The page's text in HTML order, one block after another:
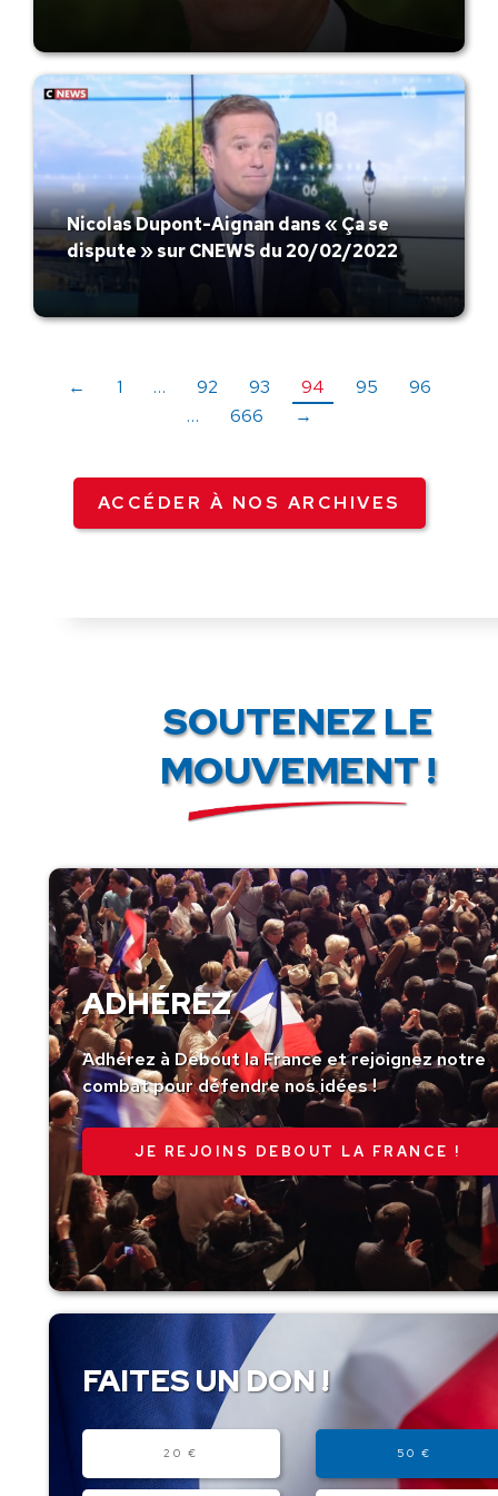
Nicolas Dupont-Aignan dans « Ça se
dispute » sur CNEWS du 20/02/2022
← 1 … 92 93 94 95
96
…
666 →
ACCÉDER À NOS ARCHIVES
SOUTENEZ LE
MOUVEMENT !
ADHÉREZ
Adhérez à Debout la France et rejoignez notre
combat pour défendre nos idées !
JE REJOINS DEBOUT LA FRANCE !
FAITES UN DON !
20 € 50 €